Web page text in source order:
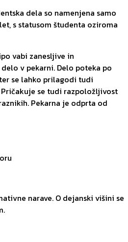
dela so namenjena samo
s statusom študenta oziroma
vabi zanesljive in
v pekarni. Delo poteka po
se lahko prilagodi tudi
se tudi razpoložljivost
Pekarna je odprta od
narave. O dejanski višini se